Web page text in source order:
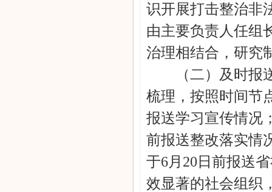
识开展打击整治非
由主要负责人任组
治理相结合，研究
（二）及时报送
梳理，按照时间节
报送学习宣传情况
前报送整改落实情
于6月20日前报送
效显著的社会组织